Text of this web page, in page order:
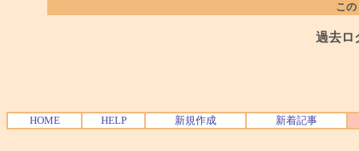
こ
過去ロ
HOME HELP 新規作成 新着記事